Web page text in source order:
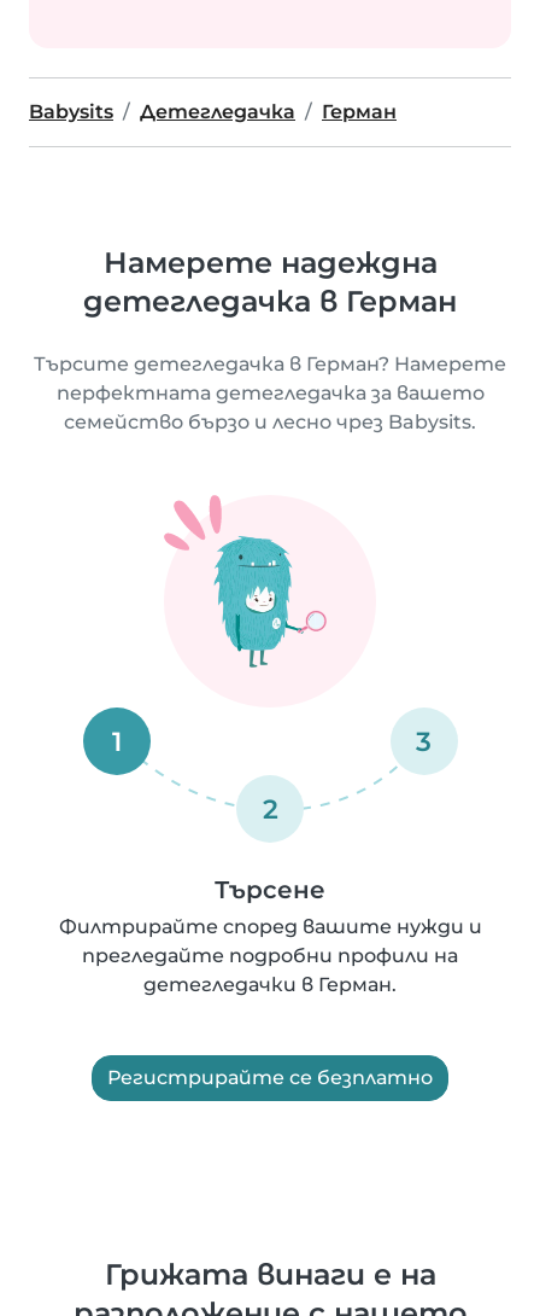
Babysits Детегледачка Герман
Намерете надеждна
детегледачка в Герман
Търсите детегледачка в Герман? Намерете
перфектната детегледачка за вашето
семейство бързо и лесно чрез Babysits.
1
2
3
Търсене
Филтрирайте според вашите нужди и
прегледайте подробни профили на
детегледачки в Герман.
Регистрирайте се безплатно
Грижата винаги е на